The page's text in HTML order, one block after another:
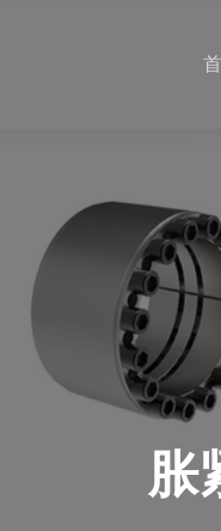
胀